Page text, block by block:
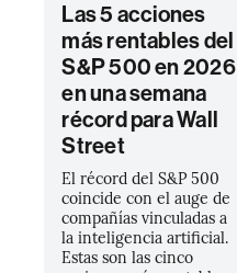
Las 5 acciones
más rentables del
S&P 500 en 2026
en una semana
récord para Wall
Street
El récord del S&P 500
coincide con el auge de
compañías vinculadas a
la inteligencia artificial.
Estas son las cinco